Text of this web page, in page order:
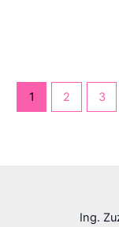
1 2 3
Ing.